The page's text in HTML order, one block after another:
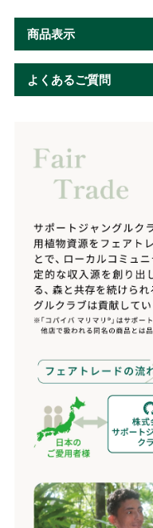
商品表示
よくあるご質問